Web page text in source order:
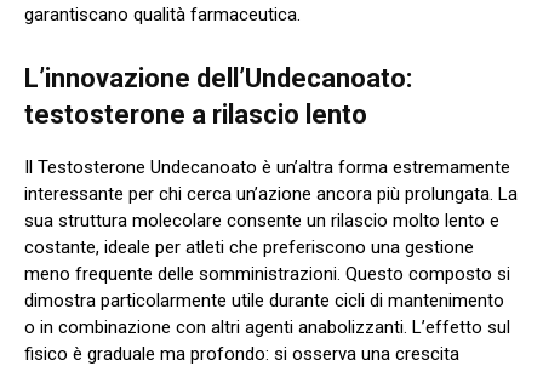
garantiscano qualità farmaceutica.
L’innovazione dell’Undecanoato:
testosterone a rilascio lento
Il Testosterone Undecanoato è un’altra forma estremamente
interessante per chi cerca un’azione ancora più prolungata. La
sua struttura molecolare consente un rilascio molto lento e
costante, ideale per atleti che preferiscono una gestione
meno frequente delle somministrazioni. Questo composto si
dimostra particolarmente utile durante cicli di mantenimento
o in combinazione con altri agenti anabolizzanti. L’effetto sul
fisico è graduale ma profondo: si osserva una crescita